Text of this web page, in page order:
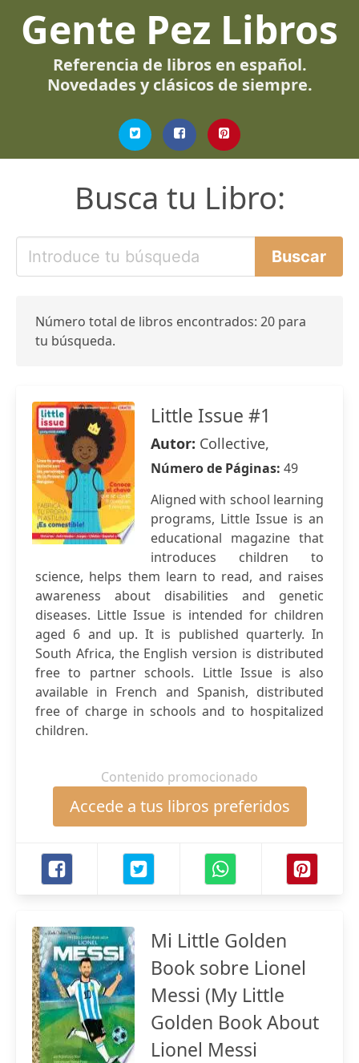
Gente Pez Libros
Referencia de libros en español.
Novedades y clásicos de siempre.
Busca tu Libro:
Número total de libros encontrados: 20 para
tu búsqueda.
Little Issue #1
Autor: Collective,
Número de Páginas: 49
Aligned with school learning
programs, Little Issue is an
educational magazine that
introduces children to
science, helps them learn to read, and raises
awareness about disabilities and genetic
diseases. Little Issue is intended for children
aged 6 and up. It is published quarterly. In
South Africa, the English version is distributed
free to partner schools. Little Issue is also
available in French and Spanish, distributed
free of charge in schools and to hospitalized
children.
Contenido promocionado
Accede a tus libros preferidos
Mi Little Golden
Book sobre Lionel
Messi (My Little
Golden Book About
Lionel Messi